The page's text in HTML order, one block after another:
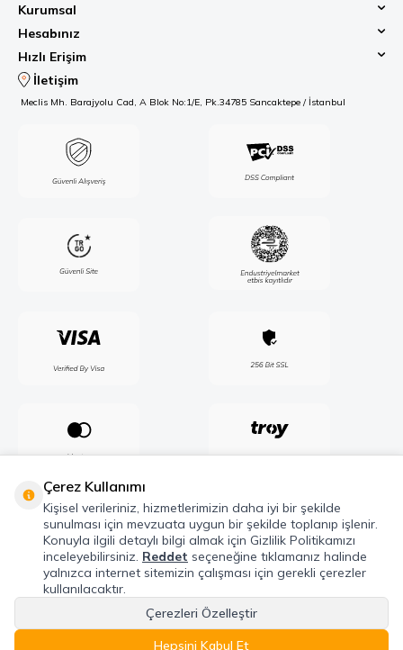
Kurumsal
Hesabınız
Hızlı Erişim
İletişim
Meclis Mh. Barajyolu Cad, A Blok No:1/E, Pk.34785 Sancaktepe / İstanbul
Telif Hakkı © 2026 Maxel Endüstri Elektrik Elektronik San. Tic. Şti. Tüm hakları
saklıdır.
Çerez Kullanımı
Kişisel verileriniz, hizmetlerimizin daha iyi bir şekilde
sunulması için mevzuata uygun bir şekilde toplanıp işlenir.
Konuyla ilgili detaylı bilgi almak için Gizlilik Politikamızı
inceleyebilirsiniz. Reddet seçeneğine tıklamanız halinde
yalnızca internet sitemizin çalışması için gerekli çerezler
kullanılacaktır.
Çerezleri Özelleştir
Hepsini Kabul Et